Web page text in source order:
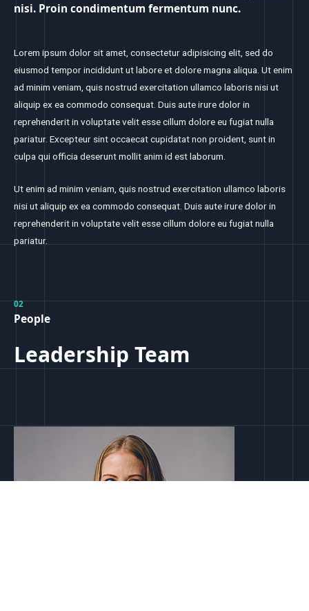
nisi. Proin condimentum fermentum nunc.
Lorem ipsum dolor sit amet, consectetur adipisicing elit, sed do
eiusmod tempor incididunt ut labore et dolore magna aliqua. Ut enim
ad minim veniam, quis nostrud exercitation ullamco laboris nisi ut
aliquip ex ea commodo consequat. Duis aute irure dolor in
reprehenderit in voluptate velit esse cillum dolore eu fugiat nulla
pariatur. Excepteur sint occaecat cupidatat non proident, sunt in
culpa qui officia deserunt mollit anim id est laborum.
Ut enim ad minim veniam, quis nostrud exercitation ullamco laboris
nisi ut aliquip ex ea commodo consequat. Duis aute irure dolor in
reprehenderit in voluptate velit esse cillum dolore eu fugiat nulla
pariatur.
02
People
Leadership Team